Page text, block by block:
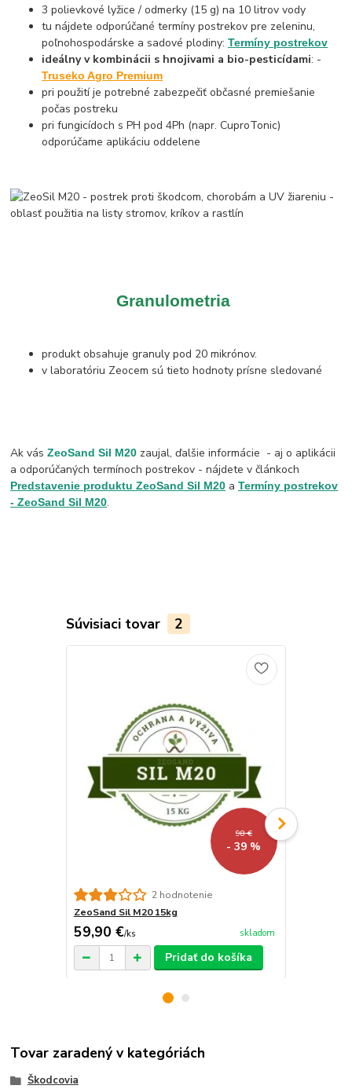
3 polievkové lyžice / odmerky (15 g) na 10 litrov vody
tu nájdete odporúčané termíny postrekov pre zeleninu,
poľnohospodárske a sadové plodiny:Termíny postrekov
ideálny v kombinácii s hnojivami a bio-pesticídami: -
Truseko Agro Premium
pri použití je potrebné zabezpečiť občasné premiešanie
počas postreku
pri fungicídoch s PH pod 4Ph (napr. CuproTonic)
odporúčame aplikáciu oddelene
Granulometria
produkt obsahuje granuly pod 20 mikrónov.
v laboratóriu Zeocem sú tieto hodnoty prísne sledované
Ak vásZeoSand Sil M20 zaujal, ďalšie informácie - aj o aplikácii
a odporúčaných termínoch postrekov - nájdete v článkoch
Predstavenie produktu ZeoSand Sil M20 aTermíny postrekov
- ZeoSand Sil M20.
Súvisiaci tovar 2
98 €
- 39 %
2 hodnotenie
ZeoSand Sil M20 15kg
59,90 €/ks skladom
Pridať do košíka
Tovar zaradený v kategóriách
Škodcovia